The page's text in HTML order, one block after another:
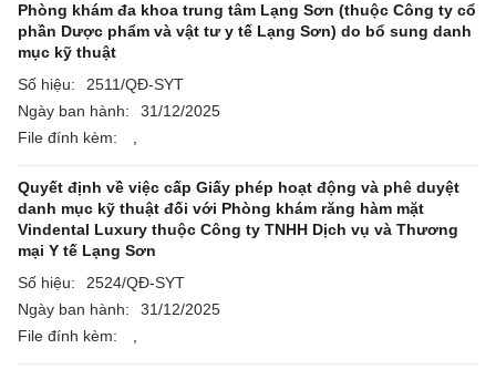
Phòng khám đa khoa trung tâm Lạng Sơn (thuộc Công ty cổ
phần Dược phẩm và vật tư y tế Lạng Sơn) do bổ sung danh
mục kỹ thuật
Số hiệu:
2511/QĐ-SYT
Ngày ban hành:
31/12/2025
File đính kèm:
Quyết định về việc cấp Giấy phép hoạt động và phê duyệt
danh mục kỹ thuật đối với Phòng khám răng hàm mặt
Vindental Luxury thuộc Công ty TNHH Dịch vụ và Thương
mại Y tế Lạng Sơn
Số hiệu:
2524/QĐ-SYT
Ngày ban hành:
31/12/2025
File đính kèm: